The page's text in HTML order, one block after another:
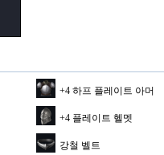
+4 하프 플레이트 아머
+4 플레이트 헬멧
강철 벨트